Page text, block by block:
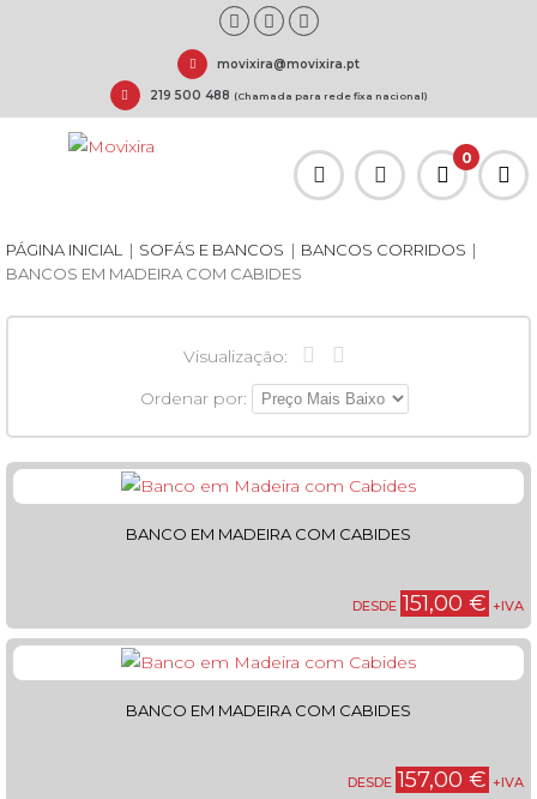
movixira@movixira.pt
219 500 488 (Chamada para rede fixa nacional)
0
PÁGINA INICIAL | SOFÁS E BANCOS | BANCOS CORRIDOS |
BANCOS EM MADEIRA COM CABIDES
Visualização:
Ordenar por:
BANCO EM MADEIRA COM CABIDES
DESDE 151,00 € +IVA
BANCO EM MADEIRA COM CABIDES
DESDE 157,00 € +IVA